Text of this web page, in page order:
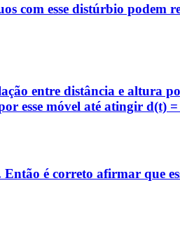
com esse distúrbio podem
entre distância e altura
esse móvel até atingir d(t)
é correto afirmar que